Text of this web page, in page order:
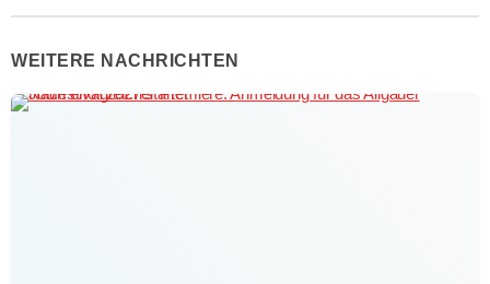
WEITERE NACHRICHTEN